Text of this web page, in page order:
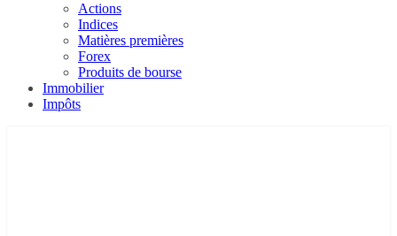
Actions
Indices
Matières premières
Forex
Produits de bourse
Immobilier
Impôts